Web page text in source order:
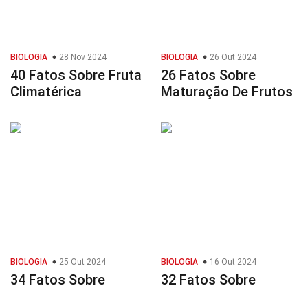
BIOLOGIA 28 Nov 2024
40 Fatos Sobre Fruta
Climatérica
BIOLOGIA 26 Out 2024
26 Fatos Sobre
Maturação De Frutos
BIOLOGIA 25 Out 2024
34 Fatos Sobre
BIOLOGIA 16 Out 2024
32 Fatos Sobre